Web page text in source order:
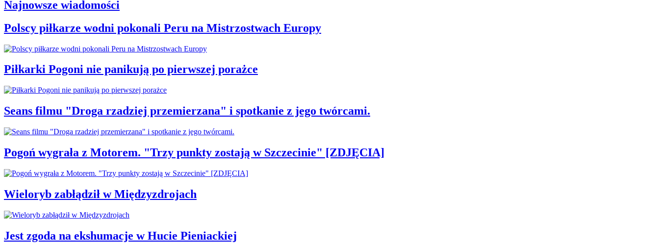
Najnowsze wiadomości
Polscy piłkarze wodni pokonali Peru na Mistrzostwach Europy
Piłkarki Pogoni nie panikują po pierwszej porażce
Seans filmu "Droga rzadziej przemierzana" i spotkanie z jego twórcami.
Pogoń wygrała z Motorem. "Trzy punkty zostają w Szczecinie" [ZDJĘCIA]
Wieloryb zabłądził w Międzyzdrojach
Jest zgoda na ekshumacje w Hucie Pieniackiej